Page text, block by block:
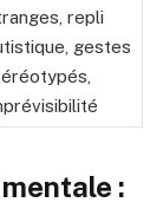
repli
gestes
: